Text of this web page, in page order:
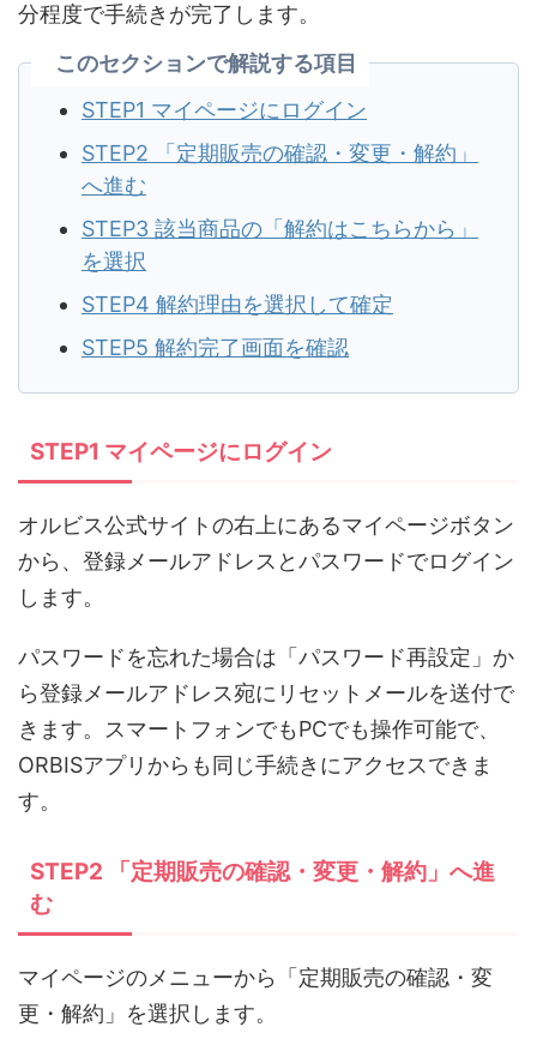
分程度で手続きが完了します。
このセクションで解説する項目
STEP1 マイページにログイン
STEP2 「定期販売の確認・変更・解約」
へ進む
STEP3 該当商品の「解約はこちらから」
を選択
STEP4 解約理由を選択して確定
STEP5 解約完了画面を確認
STEP1 マイページにログイン
オルビス公式サイトの右上にあるマイページボタン
から、登録メールアドレスとパスワードでログイン
します。
パスワードを忘れた場合は「パスワード再設定」か
ら登録メールアドレス宛にリセットメールを送付で
きます。スマートフォンでもPCでも操作可能で、
ORBISアプリからも同じ手続きにアクセスできま
す。
STEP2 「定期販売の確認・変更・解約」へ進
む
マイページのメニューから「定期販売の確認・変
更・解約」を選択します。